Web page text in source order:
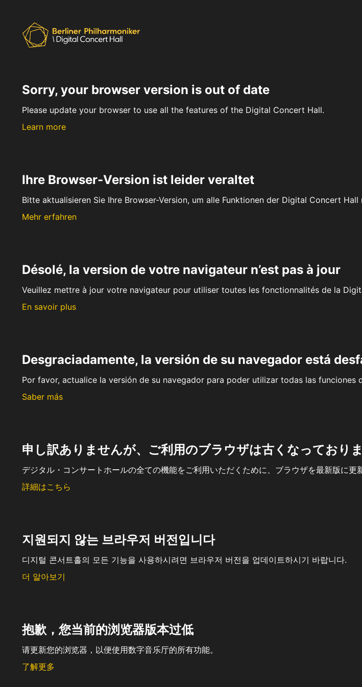
Sorry, your browser version is out of date
Please update your browser to use all the features of the Digital Concert Hall.
Learn more
Ihre Browser-Version ist leider veraltet
Bitte aktualisieren Sie Ihre Browser-Version, um alle Funktionen der Digital Concert Hall
Mehr erfahren
Désolé, la version de votre navigateur n’est pas à jour
Veuillez mettre à jour votre navigateur pour utiliser toutes les fonctionnalités de la
En savoir plus
Desgraciadamente, la versión de su navegador está
Por favor, actualice la versión de su navegador para poder utilizar todas las funciones
Saber más
申し訳ありませんが、ご利用のブラウザは古くなっており
デジタル・コンサートホールの全ての機能をご利用いただくために、ブラウザを最新版に更
詳細はこちら
지원되지 않는 브라우저 버전입니다
디지털 콘서트홀의 모든 기능을 사용하시려면 브라우저 버전을 업데이트하시기 바랍니다.
더 알아보기
抱歉，您当前的浏览器版本过低
请更新您的浏览器，以便使用数字音乐厅的所有功能。
了解更多